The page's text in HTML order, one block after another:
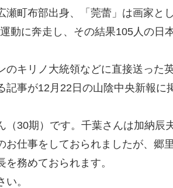
町布部出身、「莞蕾」は画家とし
動に奔走し、その結果105人の日
のキリノ大統領などに直接送った
事が12月22日の山陰中央新報に
（30期）です。千葉さんは加納辰
お仕事をしておられましたが、郷
務めておられます。
。